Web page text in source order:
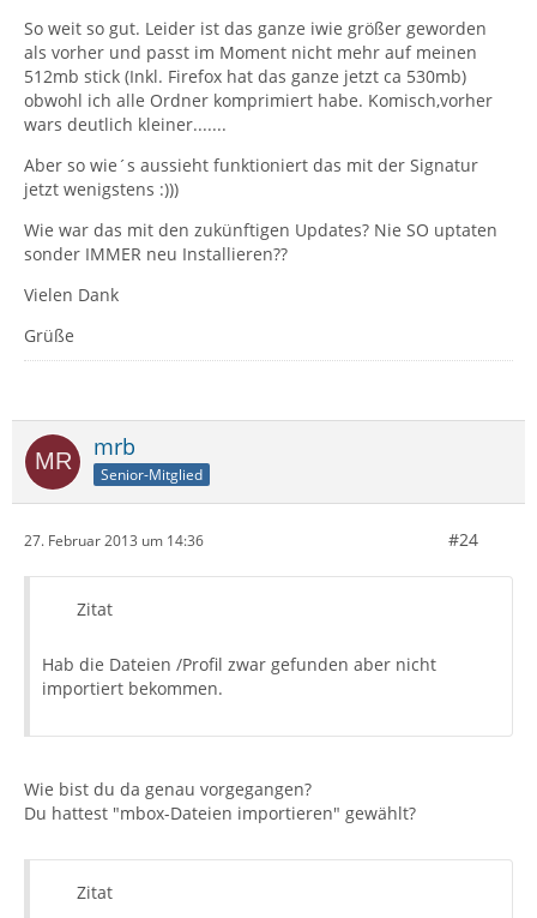
So weit so gut. Leider ist das ganze iwie größer geworden
als vorher und passt im Moment nicht mehr auf meinen
512mb stick (Inkl. Firefox hat das ganze jetzt ca 530mb)
obwohl ich alle Ordner komprimiert habe. Komisch,vorher
wars deutlich kleiner.......
Aber so wie´s aussieht funktioniert das mit der Signatur
jetzt wenigstens :)))
Wie war das mit den zukünftigen Updates? Nie SO uptaten
sonder IMMER neu Installieren??
Vielen Dank
Grüße
mrb
Senior-Mitglied
27. Februar 2013 um 14:36 #24
Zitat
Hab die Dateien /Profil zwar gefunden aber nicht
importiert bekommen.
Wie bist du da genau vorgegangen?
Du hattest "mbox-Dateien importieren" gewählt?
Zitat